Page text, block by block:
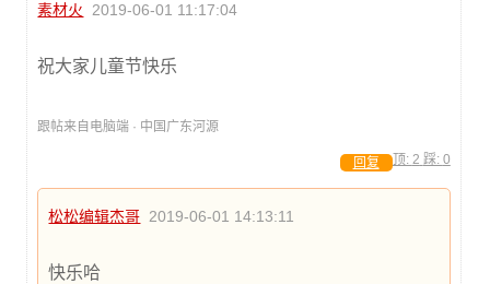
素材火 2019-06-01 11:17:04
祝大家儿童节快乐
跟帖来自电脑端 · 中国广东河源
顶: 2 踩: 0
回复
松松编辑杰哥 2019-06-01 14:13:11
快乐哈